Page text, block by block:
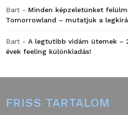
Bart - Minden képzeletünket
Tomorrowland – mutatjuk a
Bart - A legtutibb vidám ütemek –
évek feeling különkiadás!
FRISS TARTALOM